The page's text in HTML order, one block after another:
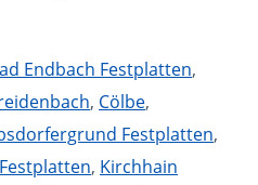
Endbach Festplatten,
, Cölbe,
Festplatten,
, Kirchhain